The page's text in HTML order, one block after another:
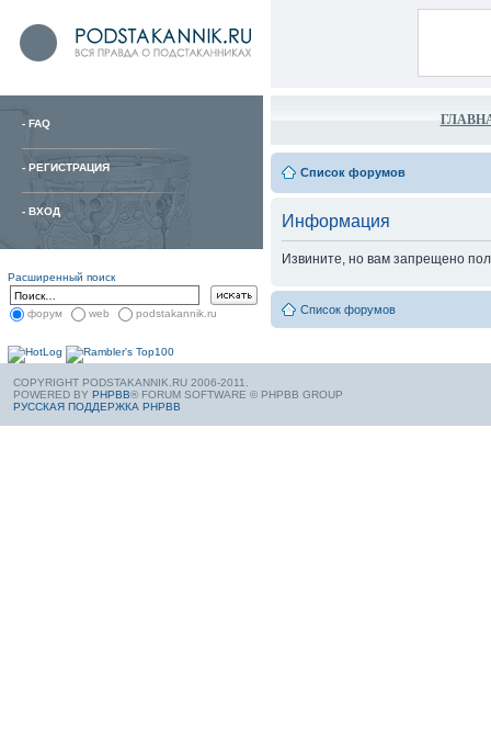
- FAQ
- РЕГИСТРАЦИЯ
- ВХОД
Расширенный поиск
форум web podstakannik.ru
Список форумов
Информация
Извините, но вам запрещено
Список форумов
COPYRIGHT PODSTAKANNIK.RU 2006-2011.
POWERED BY PHPBB® FORUM SOFTWARE © PHPBB GROUP
РУССКАЯ ПОДДЕРЖКА PHPBB